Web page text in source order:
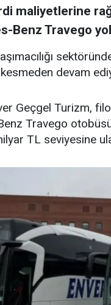
maliyetlerine
Benz Travego
kesmeden devam
Geçgel Turizm,
Travego otobüsü
TL seviyesine